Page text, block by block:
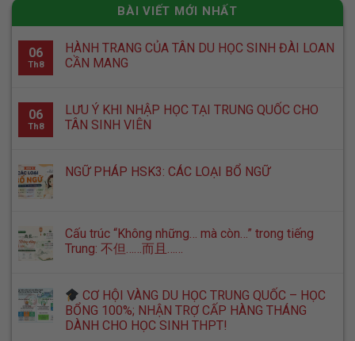
BÀI VIẾT MỚI NHẤT
06
Th8
HÀNH TRANG CỦA TÂN DU HỌC SINH ĐÀI LOAN
CẦN MANG
06
Th8
LƯU Ý KHI NHẬP HỌC TẠI TRUNG QUỐC CHO
TÂN SINH VIÊN
NGỮ PHÁP HSK3: CÁC LOẠI BỔ NGỮ
Cấu trúc “Không những… mà còn…” trong tiếng
Trung: 不但……而且……
CƠ HỘI VÀNG DU HỌC TRUNG QUỐC – HỌC
BỔNG 100%; NHẬN TRỢ CẤP HÀNG THÁNG
DÀNH CHO HỌC SINH THPT!